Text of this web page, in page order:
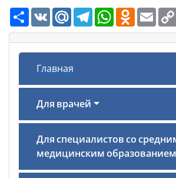
Ресурс
VK Mail.RuTelegramWhatsApp
Главная
Для врачей
Для специалистов со
медицинским образованием